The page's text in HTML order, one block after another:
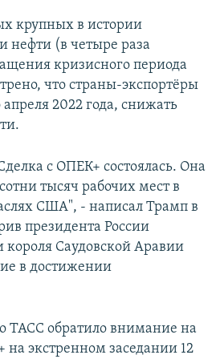
крупных в истории
нефти (в четыре раза
кризисного периода
что страны-экспортёры
апреля 2022 года, снижать
с ОПЕК+ состоялась. Она
тысяч рабочих мест в
США", - написал Трамп в
президента России
Саудовской Аравии
в достижении
ТАСС обратило внимание на
на экстренном заседании 12